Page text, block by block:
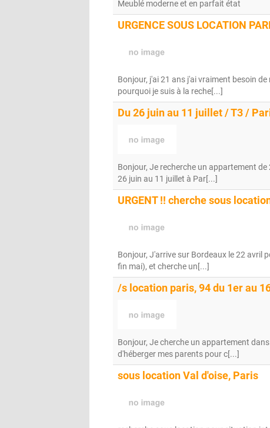
Meublé moderne et en parfait état
URGENCE SOUS LOCATION
Bonjour, j'ai 21 ans j'ai vraiment besoin
pourquoi je suis à la reche[...]
Du 26 juin au 11 juillet / T3 /
Bonjour, Je recherche un appartement
26 juin au 11 juillet à Par[...]
URGENT !! cherche sous
Bonjour, J'arrive sur Bordeaux le 22 avril
fin mai), et cherche un[...]
/s location paris, 94 du 1er au
Bonjour, Je cherche un appartement
d'héberger mes parents pour c[...]
sous location Val d'oise, Paris